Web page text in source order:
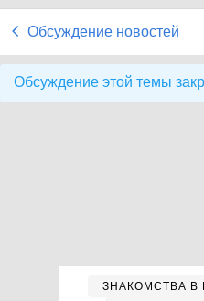
Обсуждение новостей
Обсуждение этой темы
ЗНАКОМСТВА В